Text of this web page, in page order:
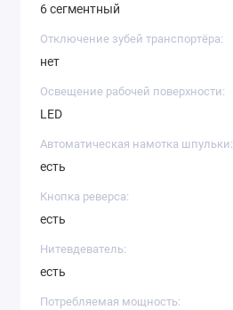
6 сегментный
Отключение зубей транспортёра:
нет
Освещение рабочей поверхности:
LED
Автоматическая намотка шпульки:
есть
Кнопка реверса:
есть
Нитевдеватель:
есть
Потребляемая мощность: